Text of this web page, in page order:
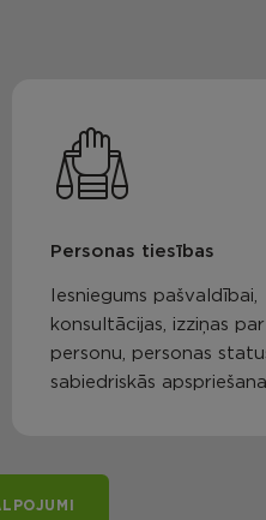
Personas tiesības
Iesniegums pašvaldībai,
konsultācijas, izziņas par
personu, personas
sabiedriskās